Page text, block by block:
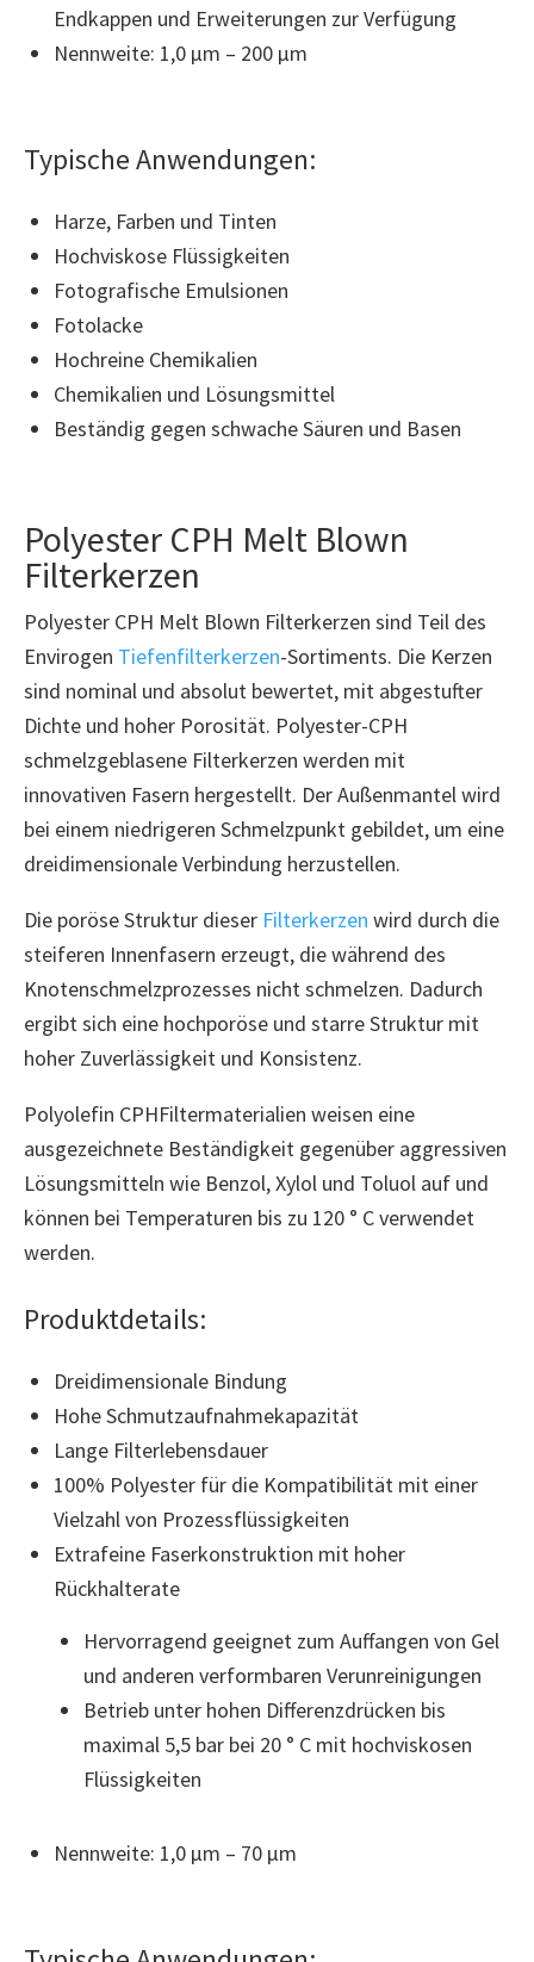
Endkappen und Erweiterungen zur Verfügung
Nennweite: 1,0 µm – 200 µm
Typische Anwendungen:
Harze, Farben und Tinten
Hochviskose Flüssigkeiten
Fotografische Emulsionen
Fotolacke
Hochreine Chemikalien
Chemikalien und Lösungsmittel
Beständig gegen schwache Säuren und Basen
Polyester CPH Melt Blown
Filterkerzen
Polyester CPH Melt Blown Filterkerzen sind Teil des
Envirogen Tiefenfilterkerzen-Sortiments. Die Kerzen
sind nominal und absolut bewertet, mit abgestufter
Dichte und hoher Porosität. Polyester-CPH
schmelzgeblasene Filterkerzen werden mit
innovativen Fasern hergestellt. Der Außenmantel wird
bei einem niedrigeren Schmelzpunkt gebildet, um eine
dreidimensionale Verbindung herzustellen.
Die poröse Struktur dieser Filterkerzen wird durch die
steiferen Innenfasern erzeugt, die während des
Knotenschmelzprozesses nicht schmelzen. Dadurch
ergibt sich eine hochporöse und starre Struktur mit
hoher Zuverlässigkeit und Konsistenz.
Polyolefin CPHFiltermaterialien weisen eine
ausgezeichnete Beständigkeit gegenüber aggressiven
Lösungsmitteln wie Benzol, Xylol und Toluol auf und
können bei Temperaturen bis zu 120 ° C verwendet
werden.
Produktdetails:
Dreidimensionale Bindung
Hohe Schmutzaufnahmekapazität
Lange Filterlebensdauer
100% Polyester für die Kompatibilität mit einer
Vielzahl von Prozessflüssigkeiten
Extrafeine Faserkonstruktion mit hoher
Rückhalterate
Hervorragend geeignet zum Auffangen von Gel
und anderen verformbaren Verunreinigungen
Betrieb unter hohen Differenzdrücken bis
maximal 5,5 bar bei 20 ° C mit hochviskosen
Flüssigkeiten
Nennweite: 1,0 µm – 70 µm